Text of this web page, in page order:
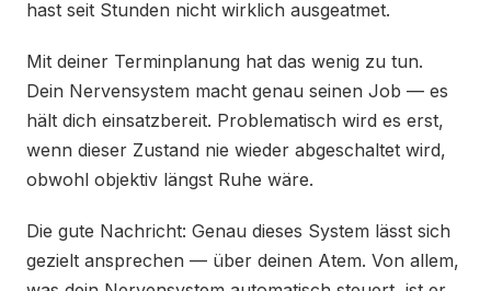
hast seit Stunden nicht wirklich ausgeatmet.
Mit deiner Terminplanung hat das wenig zu tun.
Dein Nervensystem macht genau seinen Job — es
hält dich einsatzbereit. Problematisch wird es erst,
wenn dieser Zustand nie wieder abgeschaltet wird,
obwohl objektiv längst Ruhe wäre.
Die gute Nachricht: Genau dieses System lässt sich
gezielt ansprechen — über deinen Atem. Von allem,